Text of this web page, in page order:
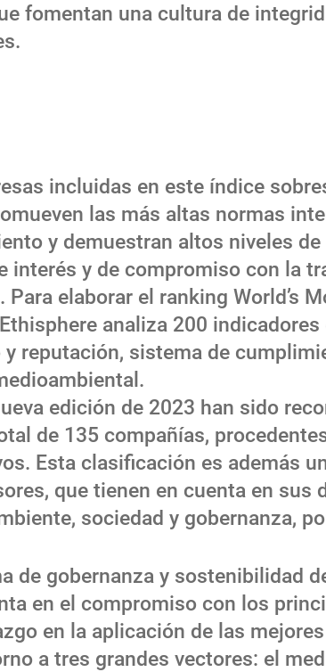
fomentan una cultura de
incluidas en este índice
las más altas normas
y demuestran altos niveles
interés y de compromiso con la
Para elaborar el ranking World’s
analiza 200 indicadores
y reputación, sistema de
edición de 2023 han sido
de 135 compañías,
Esta clasificación es además
que tienen en cuenta en sus
sociedad y gobernanza,
de gobernanza y sostenibilidad
en el compromiso con los
en la aplicación de las
a tres grandes vectores: el